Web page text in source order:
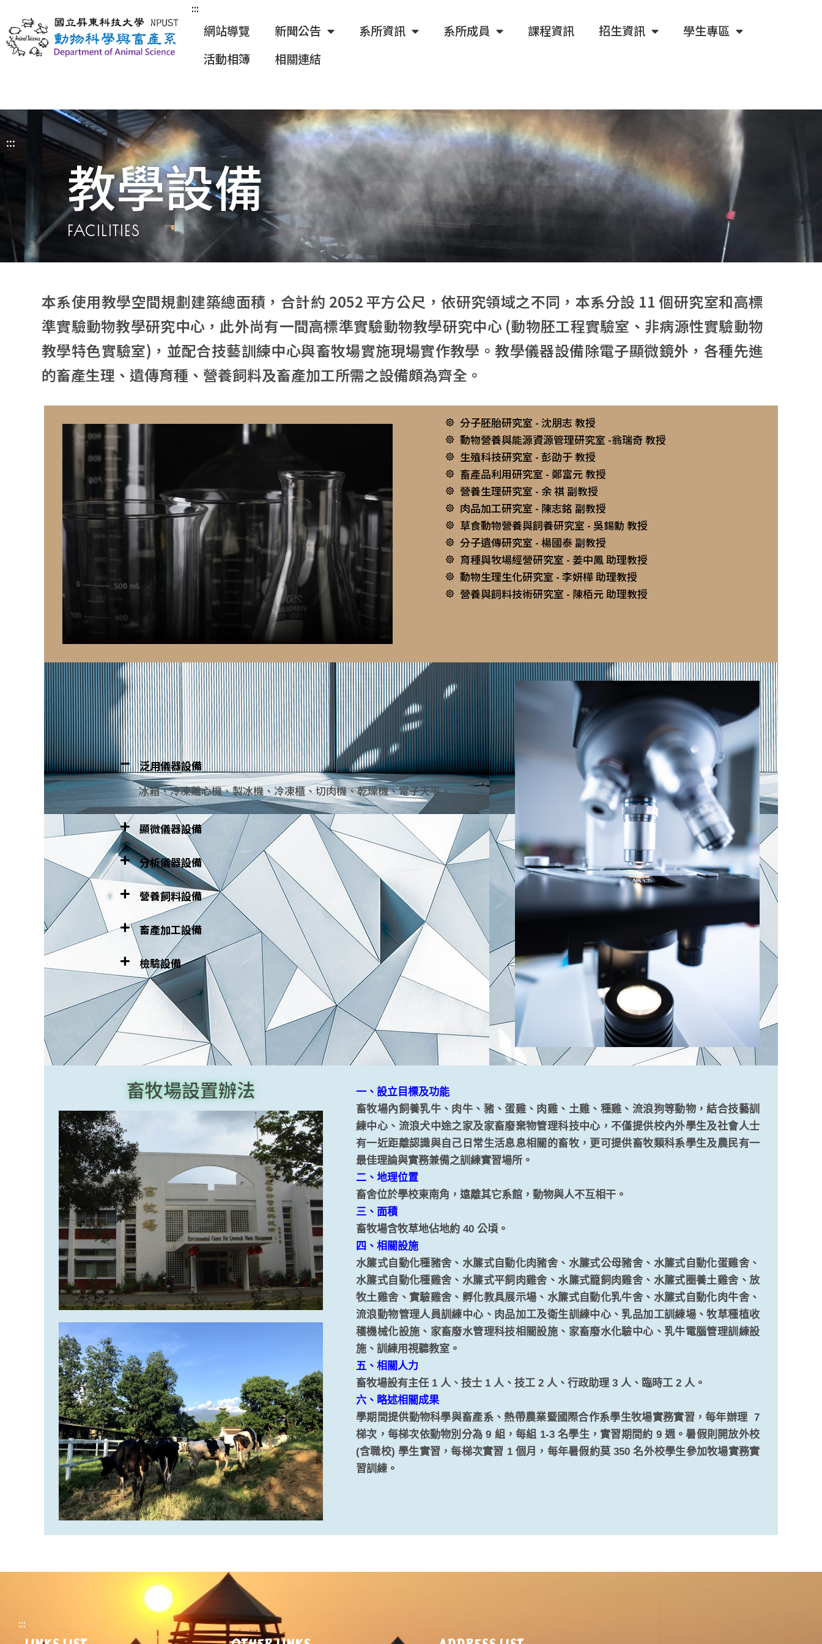
:::
網站導覽 新聞公告 系所資訊 系所成員 課程資訊 招生資訊
學生專區
活動相簿
相關連結
:::
教學設備
FACILITIES​
本系使用教學空間規劃建築總面積，合計約 2052 平方公尺， 依研究領域之不同，本系分設 11 個研究室和高標
準實驗動物教學研究中心，此外尚有一間高標準實驗動物教學研究中心 (動物胚工程實驗室、非病源性實驗動物
教學特色實驗室)，並配合技藝訓練中心與畜牧場實施現場實作教學。教學儀器設備除電子顯微鏡外，各種先進
的畜產生理、遺傳育種、營養飼料及畜產加工所需之設備頗為齊全。
分子胚胎研究室 - 沈朋志 教授
動物營養與能源資源管理研究室 -翁瑞奇 教授
生殖科技研究室 - 彭劭于 教授
畜產品利用研究室 - 鄭富元 教授
營養生理研究室 - 余 祺 副教授
肉品加工研究室 - 陳志銘 副教授
草食動物營養與飼養研究室 - 吳錫勳 教授
分子遺傳研究室 - 楊國泰 副教授
育種與牧場經營研究室 - 姜中鳳 助理教授
動物生理生化研究室 - 李妍樺 助理教授
營養與飼料技術研究室 - 陳栢元 助理教授
泛用儀器設備
冰箱、冷凍離心機、製冰機、冷凍櫃、切肉機、乾燥機、電子天平。
顯微儀器設備
分析儀器設備
營養飼料設備
畜產加工設備
檢驗設備
畜牧場設置辦法
一、設立目標及功能
畜牧場內飼養乳牛、肉牛、豬、蛋雞、肉雞、土雞、種雞、流浪狗等動物，結合技藝訓
練中心、流浪犬中途之家及家畜廢棄物管理科技中心，不僅提供校內外學生及社會人士
有一近距離認識與自己日常生活息息相關的畜牧，更可提供畜牧類科系學生及農民有一
最佳理論與實務兼備之訓練實習場所。
二、地理位置
畜舍位於學校東南角，遠離其它系館，動物與人不互相干。
三、面積
畜牧場含牧草地佔地約 40 公頃。
四、相關設施
水簾式自動化種豬舍、水簾式自動化肉豬舍、水簾式公母豬舍、水簾式自動化蛋雞舍、
水簾式自動化種雞舍、水簾式平飼肉雞舍、水簾式籠飼肉雞舍、水簾式圈養土雞舍、放
牧土雞舍、實驗雞舍、孵化教具展示場、水簾式自動化乳牛舍、水簾式自動化肉牛舍、
流浪動物管理人員訓練中心、肉品加工及衛生訓練中心、乳品加工訓練場、牧草種植收
穫機械化設施、家畜廢水管理科技相關設施、家畜廢水化驗中心、乳牛電腦管理訓練設
施、訓練用視聽教室。
五、相關人力
畜牧場設有主任 1 人、技士 1 人、技工 2 人、行政助理 3 人、臨時工 2 人。
六、略述相關成果
學期間提供動物科學與畜產系、熱帶農業暨國際合作系學生牧場實務實習，每年辦理 7
梯次，每梯次依動物別分為 9 組，每組 1-3 名學生，實習期間約 9 週。暑假則開放外校
(含職校) 學生實習，每梯次實習 1 個月，每年暑假約莫 350 名外校學生參加牧場實務實
習訓練。
:::